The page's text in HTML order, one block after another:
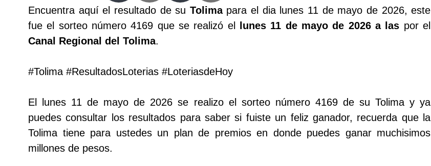
Lotería de Santander
Lotería del Cauca
Extra de Colombia
Antioqueñita Día
Encuentra aquí el resultado de su Tolimapara el dia lunes 11 de mayo de 2026, este
fue el sorteo número 4169 que se realizó el
lunes 11 de mayo de 2026 a las por el
Canal Regional del Tolima.
#Tolima #ResultadosLoterias #LoteriasdeHoy
El lunes 11 de mayo de 2026 se realizo el sorteo número 4169 de su Tolima y ya
puedes consultar los resultados para saber si fuiste un feliz ganador, recuerda que la
Tolima tiene para ustedes un plan de premios en donde puedes ganar muchisimos
millones de pesos.